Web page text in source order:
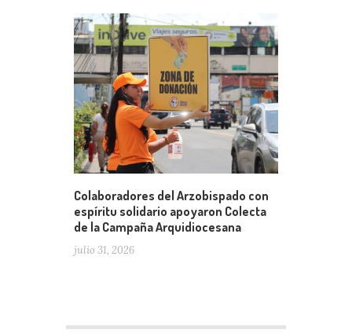
Colaboradores del Arzobispado con
espíritu solidario apoyaron Colecta
de la Campaña Arquidiocesana
julio 31, 2026